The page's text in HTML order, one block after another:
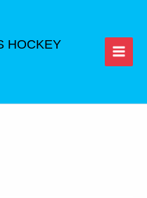
HOCKEY